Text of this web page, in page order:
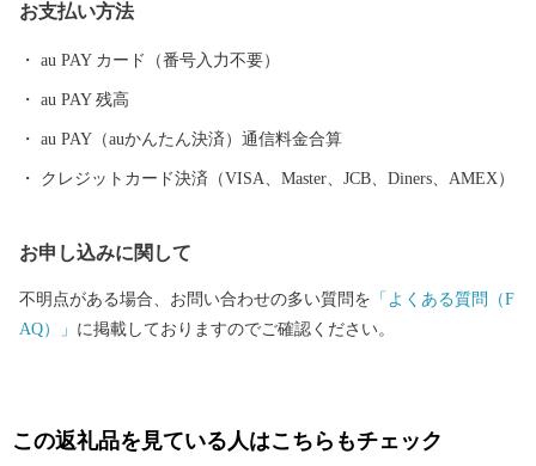
l：shizukuishi@furusato-bpo.com
………………………………………………………■□■
お支払い方法
au PAY カード（番号入力不要）
au PAY 残高
au PAY（auかんたん決済）通信料金合算
クレジットカード決済（VISA、Master、JCB、Diners、AMEX）
お申し込みに関して
不明点がある場合、お問い合わせの多い質問を 「よくある質問（F
AQ）」 に掲載しておりますのでご確認ください。
この返礼品を見ている人はこちらもチェック